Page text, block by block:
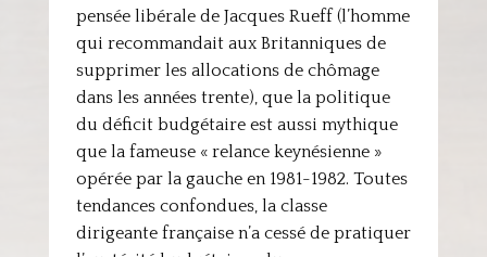
pensée libérale de Jacques Rueff (l’homme
qui recommandait aux Britanniques de
supprimer les allocations de chômage
dans les années trente), que la politique
du déficit budgétaire est aussi mythique
que la fameuse « relance keynésienne »
opérée par la gauche en 1981-1982. Toutes
tendances confondues, la classe
dirigeante française n’a cessé de pratiquer